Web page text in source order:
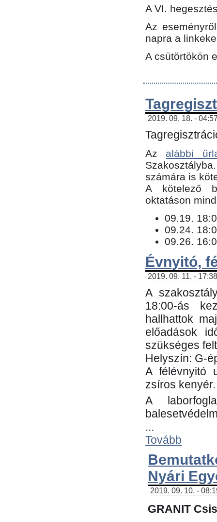
A VI.
Az
napra a
A csütörtökön
2019. 09. 18. -
Az alábbi
számára is
​A kötelező
oktatáson
09.19.
09.24.
09.26.
Évnyitó,
2019. 09. 11. -
A
18:00-ás
hallhattok
előadások
szükséges
Helyszín: G-
A félévnyitó
zsíros kenyér.
A
...
Tovább
Nyári
2019. 09. 10. -
GRANIT